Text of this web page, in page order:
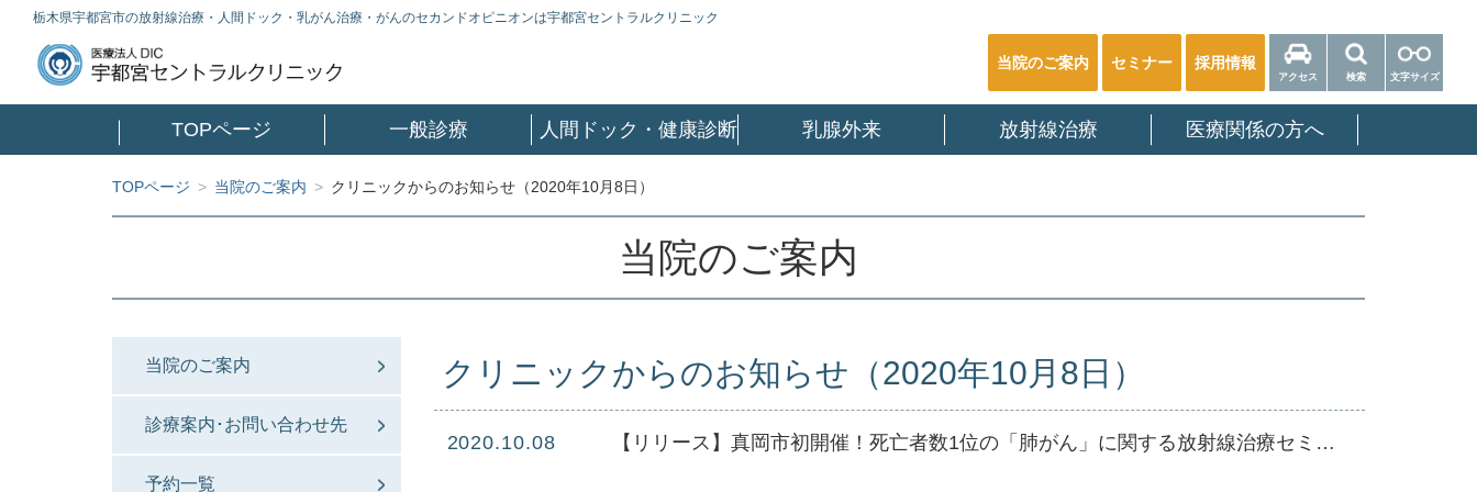
栃木県宇都宮市の放射線治療・人間ドック・乳がん治療・がんのセカンドオピニオンは宇都宮セントラルクリニック
当院のご案内 セミナー 採用情報
アクセス 検索 文字サイズ
TOPページ 一般診療 人間ドック・健康診断 乳腺外来 放射線治療 医療関係の方へ
TOPページ > 当院のご案内 > クリニックからのお知らせ（2020年10月8日）
当院のご案内
クリニックからのお知らせ（2020年10月8日）
2020.10.08 【リリース】真岡市初開催！死亡者数1位の「肺がん」に関する放射線治療セミナー＆ウェブセミナー
当院のご案内
診療案内･お問い合わせ先
予約一覧